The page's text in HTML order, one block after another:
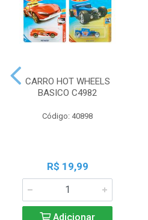
CARRO HOT WHEELS
BASICO C4982
Código: 40898
R$ 19,99
Adicionar